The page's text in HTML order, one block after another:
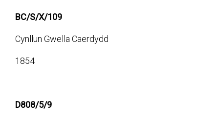
BC/S/X/109
Cynllun Gwella Caerdydd
1854
D808/5/9